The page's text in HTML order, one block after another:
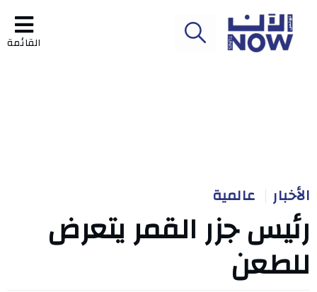
القائمة
الأخبار عالمية
رئيس جزر القمر يتعرض
للطعن